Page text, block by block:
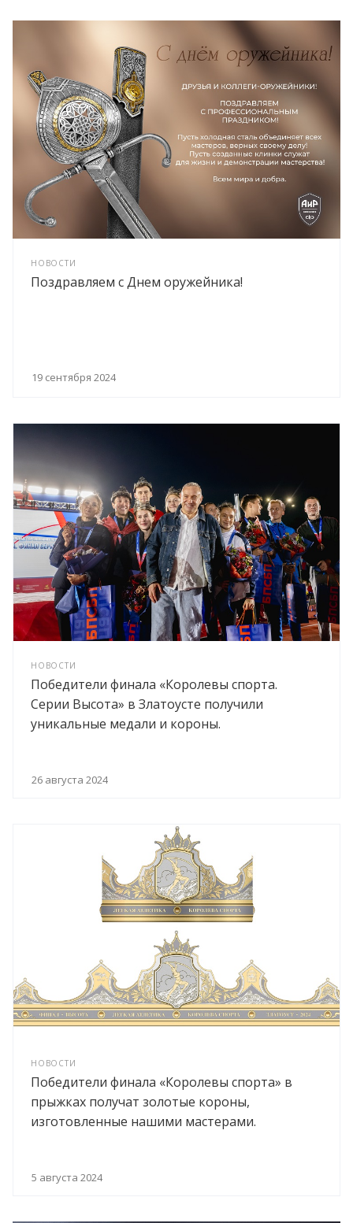
НОВОСТИ
Поздравляем с Днем оружейника!
19 сентября 2024
НОВОСТИ
Победители финала «Королевы спорта.
Серии Высота» в Златоусте получили
уникальные медали и короны.
26 августа 2024
НОВОСТИ
Победители финала «Королевы спорта» в
прыжках получат золотые короны,
изготовленные нашими мастерами.
5 августа 2024